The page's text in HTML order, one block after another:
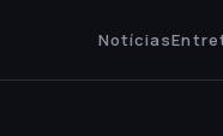
Notícias